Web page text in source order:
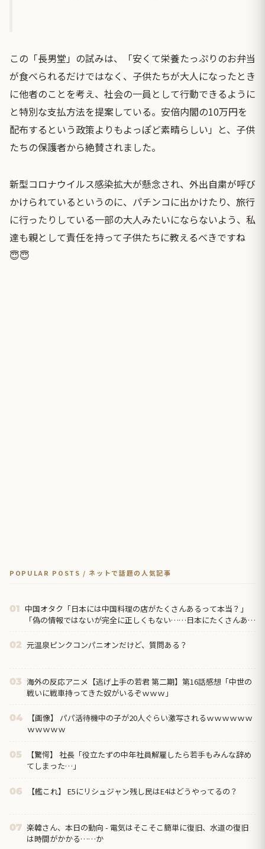
この「長男堂」の試みは、「安くて栄養たっぷりのお弁当
が食べられるだけではなく、子供たちが大人になったとき
に他者のことを考え、社会の一員として行動できるように
と特別な支払方法を提案している。安倍内閣の10万円を
配布するという政策よりもよっぽど素晴らしい」と、子供
たちの保護者から絶賛されました。
新型コロナウイルス感染拡大が懸念され、外出自粛が呼び
かけられているというのに、パチンコに出かけたり、旅行
に行ったりしている一部の大人みたいにならないよう、私
達も親として責任を持って子供たちに教えるべきですね
😇😇
POPULAR POSTS / ネットで話題の人気記事
01 中国オタク「日本には中国料理の店がたくさんあるって本当？」
「偽の情報ではないが完全に正しくもない……日本にたくさんある
02 元温泉ピンクコンパニオンだけど、質問ある？
03 海外の反応アニメ【逃げ上手の若君 第二期】第16話感想「中世の
戦いに戦車持ってきた奴がいるぞｗｗｗ」
04
【画像】 パパ活待機中の子が20人ぐらい激写されるｗｗｗｗｗｗ
ｗｗｗｗｗ
05
【驚愕】 社長「役立たずの中年社員解雇したら若手もみんな辞め
てしまった…」
06 【艦これ】 E5にリシュジャン残し民はE4はどうやってるの？
07 楽韓さん、本日の動向 - 電気はそこそこ簡単に復旧、水道の復旧
は時間がかかる……か